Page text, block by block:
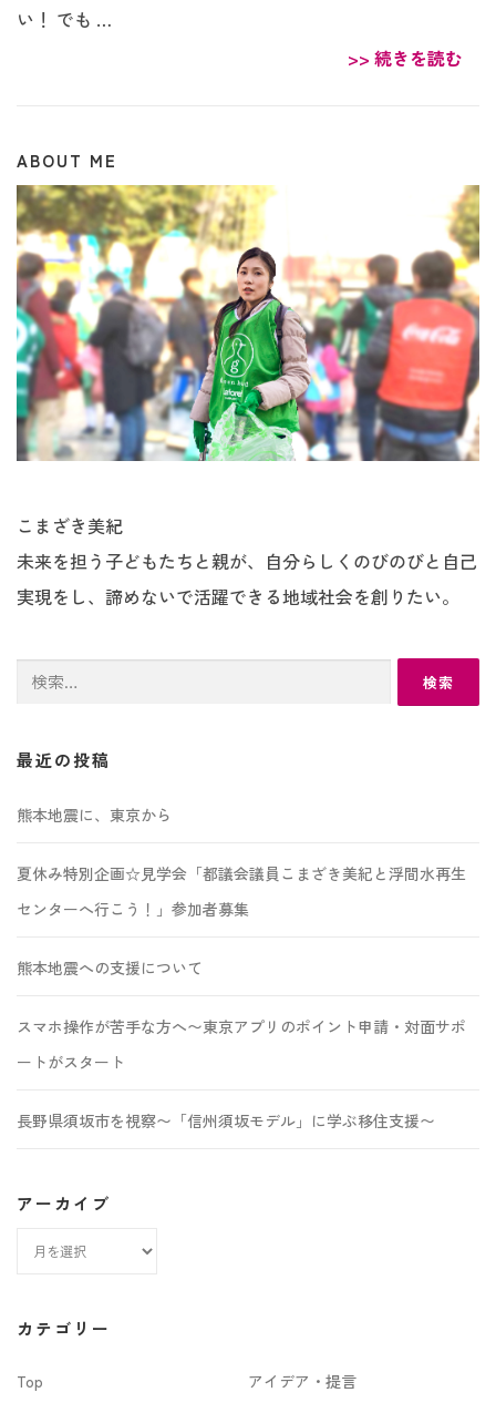
い！ でも …
>> 続きを読む
ABOUT ME
こまざき美紀
未来を担う子どもたちと親が、自分らしくのびのびと自己
実現をし、諦めないで活躍できる地域社会を創りたい。
検
最近の投稿
熊本地震に、東京から
夏休み特別企画☆見学会「都議会議員こまざき美紀と浮間水再生
センターへ行こう！」参加者募集
熊本地震への支援について
スマホ操作が苦手な方へ〜東京アプリのポイント申請・対面サポ
ートがスタート
長野県須坂市を視察〜「信州須坂モデル」に学ぶ移住支援〜
アーカイブ
カ
ブ
カテゴリー
Top
アイデア・提言